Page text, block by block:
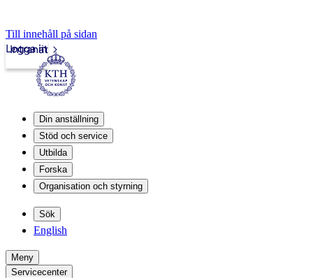
Till innehåll på sidan
Intranät
Logga in
Din anställning
Stöd och service
Utbilda
Forska
Organisation och styrning
Sök
English
Meny
Servicecenter